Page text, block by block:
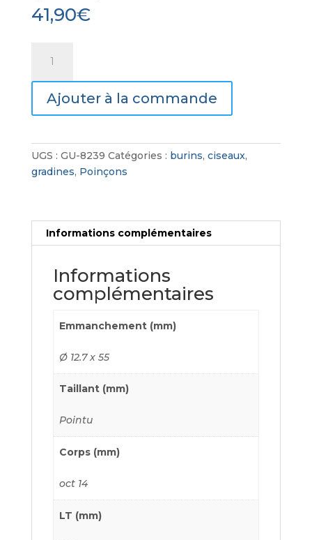
41,90€
Poinçon
Finition
Tungstène
et
granit)
Ajouter à la commande
UGS : GU-8239 Catégories : burins, ciseaux,
gradines, Poinçons
Informations complémentaires
Informations
complémentaires
Emmanchement (mm)
Ø 12.7 x 55
Taillant (mm)
Pointu
Corps (mm)
oct 14
LT (mm)